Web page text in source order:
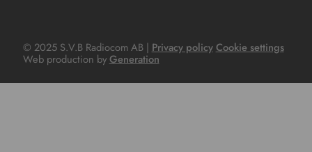
© 2025 S.V.B Radiocom AB | Privacy policy Cookie settings
Web production byGeneration